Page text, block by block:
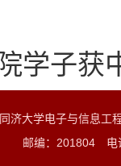
学子获
济大学电子与信息
邮编：201804